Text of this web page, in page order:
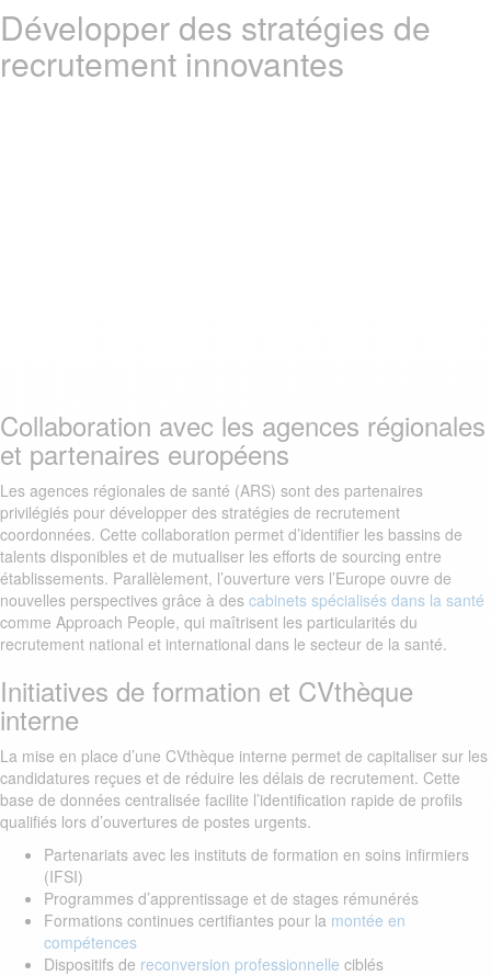
Développer des stratégies de
recrutement innovantes
Collaboration avec les agences régionales
et partenaires européens
Les agences régionales de santé (ARS) sont des partenaires
privilégiés pour développer des stratégies de recrutement
coordonnées. Cette collaboration permet d’identifier les bassins de
talents disponibles et de mutualiser les efforts de sourcing entre
établissements. Parallèlement, l’ouverture vers l’Europe ouvre de
nouvelles perspectives grâce à des cabinets spécialisés dans la santé
comme Approach People, qui maîtrisent les particularités du
recrutement national et international dans le secteur de la santé.
Initiatives de formation et CVthèque
interne
La mise en place d’une CVthèque interne permet de capitaliser sur les
candidatures reçues et de réduire les délais de recrutement. Cette
base de données centralisée facilite l’identification rapide de profils
qualifiés lors d’ouvertures de postes urgents.
Partenariats avec les instituts de formation en soins infirmiers
(IFSI)
Programmes d’apprentissage et de stages rémunérés
Formations continues certifiantes pour la montée en
compétences
Dispositifs de reconversion professionnelle ciblés